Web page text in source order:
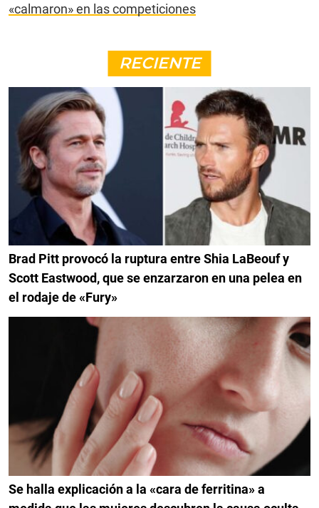
«calmaron» en las competiciones
RECIENTE
Brad Pitt provocó la ruptura entre Shia LaBeouf y
Scott Eastwood, que se enzarzaron en una pelea en
el rodaje de «Fury»
Se halla explicación a la «cara de ferritina» a